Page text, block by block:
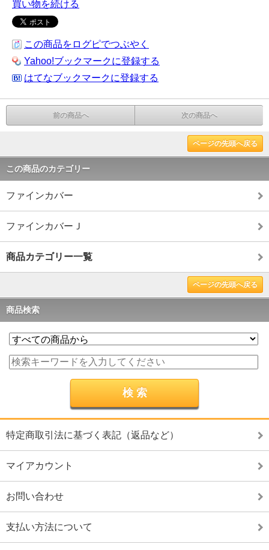
買い物を続ける
この商品をログピでつぶやく
Yahoo!ブックマークに登録する
はてなブックマークに登録する
前の商品へ 次の商品へ
ページの先頭へ戻る
この商品のカテゴリー
ファインカバー
ファインカバーＪ
商品カテゴリー一覧
ページの先頭へ戻る
商品検索
特定商取引法に基づく表記（返品など）
マイアカウント
お問い合わせ
支払い方法について